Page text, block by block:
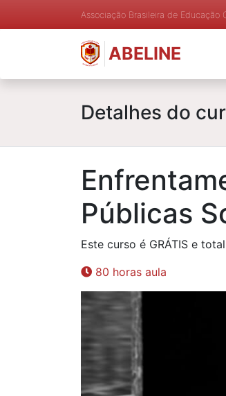
Associação Brasileira de Educação
ABELINE
Detalhes do
Públicas
Este curso é GRÁTIS e
80 horas aula